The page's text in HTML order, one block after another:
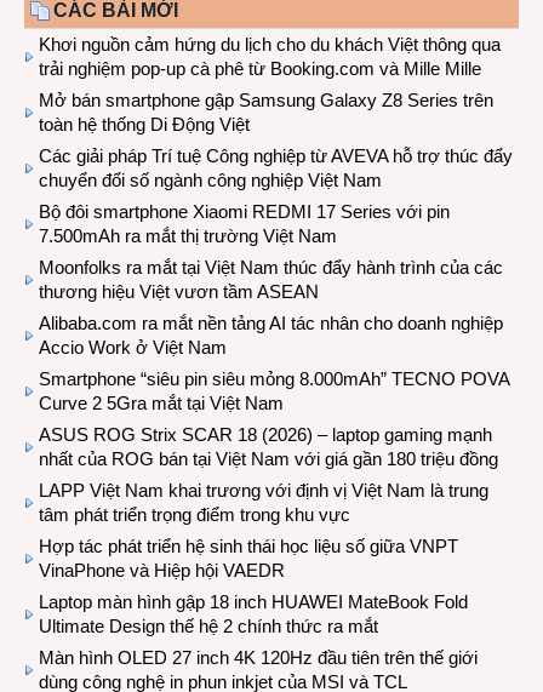
CÁC BÀI MỚI
Khơi nguồn cảm hứng du lịch cho du khách Việt thông qua
trải nghiệm pop-up cà phê từ Booking.com và Mille Mille
Mở bán smartphone gập Samsung Galaxy Z8 Series trên
toàn hệ thống Di Động Việt
Các giải pháp Trí tuệ Công nghiệp từ AVEVA hỗ trợ thúc đẩy
chuyển đổi số ngành công nghiệp Việt Nam
Bộ đôi smartphone Xiaomi REDMI 17 Series với pin
7.500mAh ra mắt thị trường Việt Nam
Moonfolks ra mắt tại Việt Nam thúc đẩy hành trình của các
thương hiệu Việt vươn tầm ASEAN
Alibaba.com ra mắt nền tảng AI tác nhân cho doanh nghiệp
Accio Work ở Việt Nam
Smartphone “siêu pin siêu mỏng 8.000mAh” TECNO POVA
Curve 2 5Gra mắt tại Việt Nam
ASUS ROG Strix SCAR 18 (2026) – laptop gaming mạnh
nhất của ROG bán tại Việt Nam với giá gần 180 triệu đồng
LAPP Việt Nam khai trương với định vị Việt Nam là trung
tâm phát triển trọng điểm trong khu vực
Hợp tác phát triển hệ sinh thái học liệu số giữa VNPT
VinaPhone và Hiệp hội VAEDR
Laptop màn hình gập 18 inch HUAWEI MateBook Fold
Ultimate Design thế hệ 2 chính thức ra mắt
Màn hình OLED 27 inch 4K 120Hz đầu tiên trên thế giới
dùng công nghệ in phun inkjet của MSI và TCL